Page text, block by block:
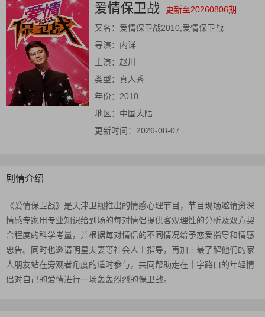
爱情保卫战
更新至20260806期
又名： 爱情保卫战2010,爱情保卫战
导演： 内详
主演： 赵川
类型： 真人秀
年份： 2010
地区： 中国大陆
更新时间： 2026-08-07
剧情介绍
《爱情保卫战》是天津卫视推出的情感心理节目，节目现场邀请资深
情感专家用专业知识给到场的每对情侣提供客观理性的分析及双方契
合程度的科学考量，并根据每对情侣的不同情况给予恋爱指导和情感
忠告。同时也邀请明星夫妻等社会人士指导，再加上最了解他们的家
人朋友站在旁观者角度的适时参与，共同帮助走在十字路口的年轻情
侣对自己的爱情进行一场轰轰烈烈的保卫战。